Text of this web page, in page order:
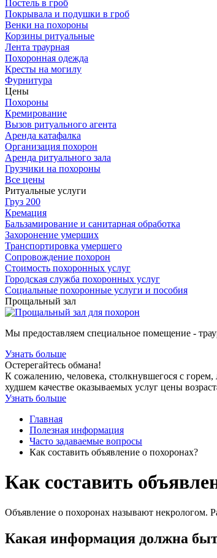
Постель в гроб
Покрывала и подушки в гроб
Венки на похороны
Корзины ритуальные
Лента траурная
Похоронная одежда
Кресты на могилу
Фурнитура
Цены
Похороны
Кремирование
Вызов ритуального агента
Аренда катафалка
Организация похорон
Аренда ритуального зала
Грузчики на похороны
Все цены
Ритуальные услуги
Груз 200
Кремация
Бальзамирование и санитарная обработка
Захоронение умерших
Транспортировка умершего
Сопровождение похорон
Стоимость похоронных услуг
Городская служба похоронных услуг
Социальные похоронные услуги и пособия
Прощальный зал
Мы предоставляем специальное помещение -
Узнать больше
Остерегайтесь обмана!
К сожалению, человека, столкнувшегося с
худшем качестве оказываемых услуг цены
Узнать больше
Главная
Полезная информация
Часто задаваемые вопросы
Как составить объявление о похоронах?
Как составить
Объявление о похоронах называют некрологом.
Какая информация должна